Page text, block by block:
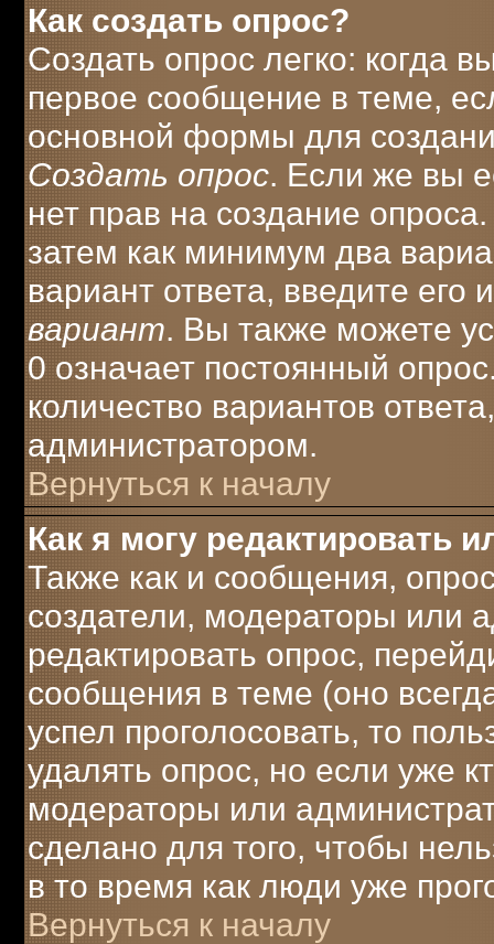
Как создать опрос?
Создать опрос легко: когда
первое сообщение в теме,
основной формы для
Создать опрос. Если же вы
нет прав на создание
затем как минимум два
вариант ответа, введите его
вариант. Вы также можете
0 означает постоянный
количество вариантов
администратором.
Вернуться к началу
Как я могу редактировать
Также как и сообщения,
создатели, модераторы или
редактировать опрос,
сообщения в теме (оно
успел проголосовать, то
удалять опрос, но если уже
модераторы или
сделано для того, чтобы
в то время как люди уже
Вернуться к началу